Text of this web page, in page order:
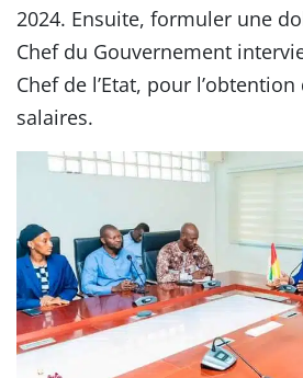
2024. Ensuite, formuler une
Chef du Gouvernement
Chef de l’Etat, pour
salaires.